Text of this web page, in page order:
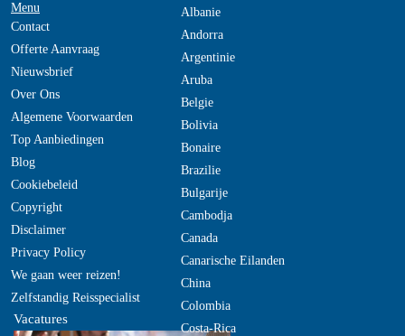
Menu
Contact
Offerte Aanvraag
Nieuwsbrief
Over Ons
Algemene Voorwaarden
Top Aanbiedingen
Blog
Cookiebeleid
Copyright
Disclaimer
Privacy Policy
We gaan weer reizen!
Zelfstandig Reisspecialist
Vacatures
Albanie
Andorra
Argentinie
Aruba
Belgie
Bolivia
Bonaire
Brazilie
Bulgarije
Cambodja
Canada
Canarische Eilanden
China
Colombia
Costa-Rica